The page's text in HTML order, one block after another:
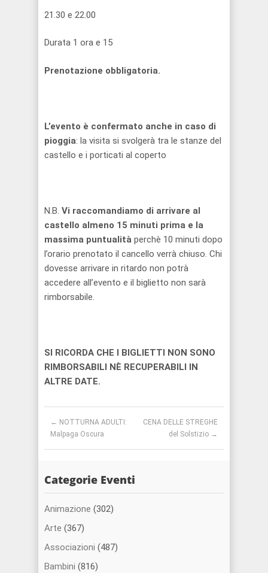
21.30 e 22.00
Durata 1 ora e 15
Prenotazione obbligatoria.
L’evento è confermato anche in caso di
pioggia: la visita si svolgerà tra le stanze del
castello e i porticati al coperto
N.B. Vi raccomandiamo di arrivare al
castello almeno 15 minuti prima e la
massima puntualità perchè 10 minuti dopo
l’orario prenotato il cancello verrà chiuso. Chi
dovesse arrivare in ritardo non potrà
accedere all’evento e il biglietto non sarà
rimborsabile.
SI RICORDA CHE I BIGLIETTI NON SONO
RIMBORSABILI NÈ RECUPERABILI IN
ALTRE DATE.
← NOTTURNA ADULTI:
Malpaga Oscura
CENA DELLE STREGHE
del Solstizio →
Categorie Eventi
Animazione (302)
Arte (367)
Associazioni (487)
Bambini (816)